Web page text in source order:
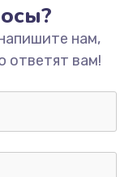
нам,
ответят вам!